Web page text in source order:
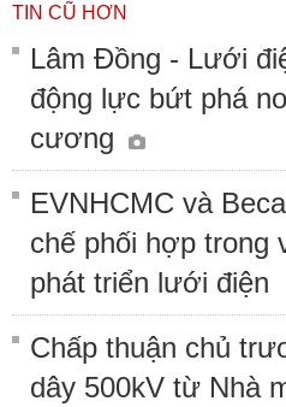
TIN CŨ HƠN
Lâm Đồng - Lưới
động lực bứt phá
cương
EVNHCMC và
chế phối hợp trong
phát triển lưới điện
Chấp thuận chủ
dây 500kV từ Nhà